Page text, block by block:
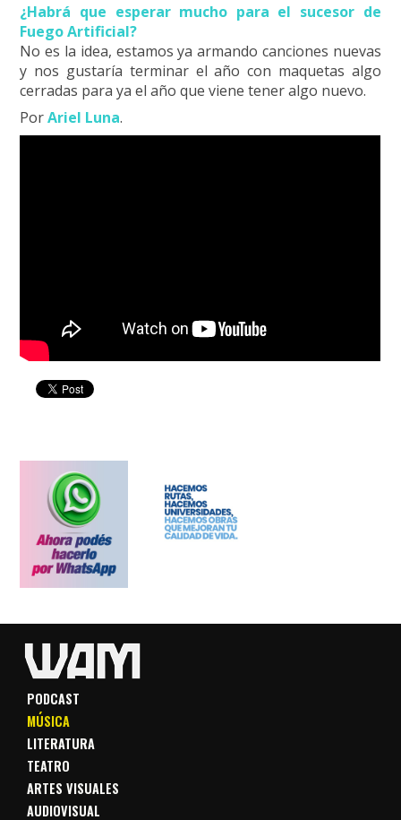
¿Habrá que esperar mucho para el sucesor de
Fuego Artificial?
No es la idea, estamos ya armando canciones nuevas
y nos gustaría terminar el año con maquetas algo
cerradas para ya el año que viene tener algo nuevo.
PorAriel Luna.
PODCAST
MÚSICA
LITERATURA
TEATRO
ARTES VISUALES
AUDIOVISUAL